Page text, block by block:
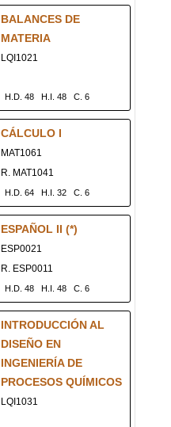
BALANCES DE
MATERIA
LQI1021
H.D. 48 H.I. 48 C. 6
CÁLCULO I
MAT1061
R. MAT1041
H.D. 64 H.I. 32 C. 6
ESPAÑOL II (*)
ESP0021
R. ESP0011
H.D. 48 H.I. 48 C. 6
INTRODUCCIÓN AL
DISEÑO EN
INGENIERÍA DE
PROCESOS QUÍMICOS
LQI1031